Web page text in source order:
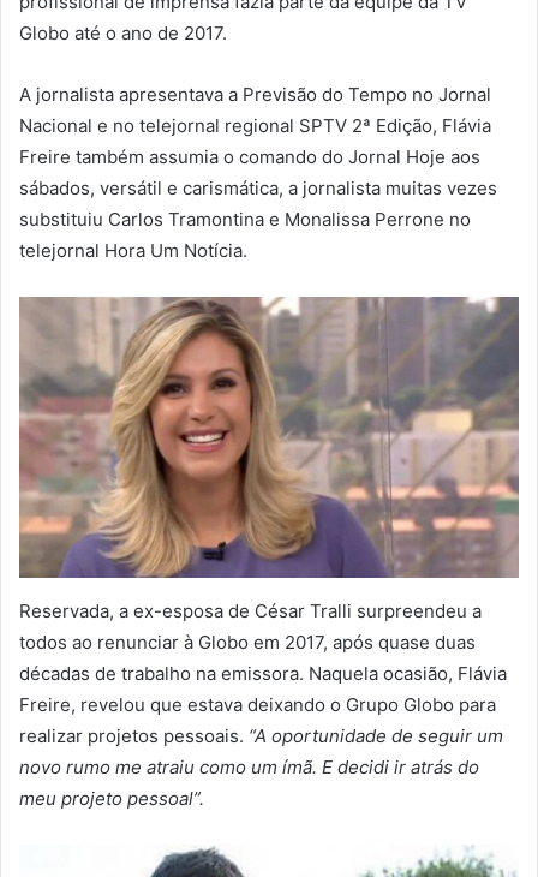
Globo até o ano de 2017.
A jornalista apresentava a Previsão do Tempo no Jornal
Nacional e no telejornal regional SPTV 2ª Edição, Flávia
Freire também assumia o comando do Jornal Hoje aos
sábados, versátil e carismática, a jornalista muitas vezes
substituiu Carlos Tramontina e Monalissa Perrone no
telejornal Hora Um Notícia.
Reservada, a ex-esposa de César Tralli surpreendeu a
todos ao renunciar à Globo em 2017, após quase duas
décadas de trabalho na emissora. Naquela ocasião, Flávia
Freire, revelou que estava deixando o Grupo Globo para
realizar projetos pessoais. “A oportunidade de seguir um
novo rumo me atraiu como um ímã. E decidi ir atrás do
meu projeto pessoal”.